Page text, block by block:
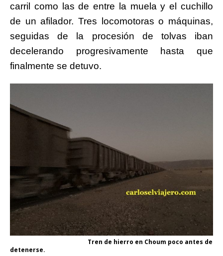
carril como las de entre la muela y el cuchillo
de un afilador. Tres locomotoras o máquinas,
seguidas de la procesión de tolvas iban
decelerando progresivamente hasta que
finalmente se detuvo.
Tren de hierro en Choum poco antes de
detenerse.